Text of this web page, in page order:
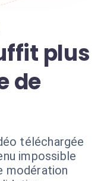
plus
de
téléchargée
impossible
modération